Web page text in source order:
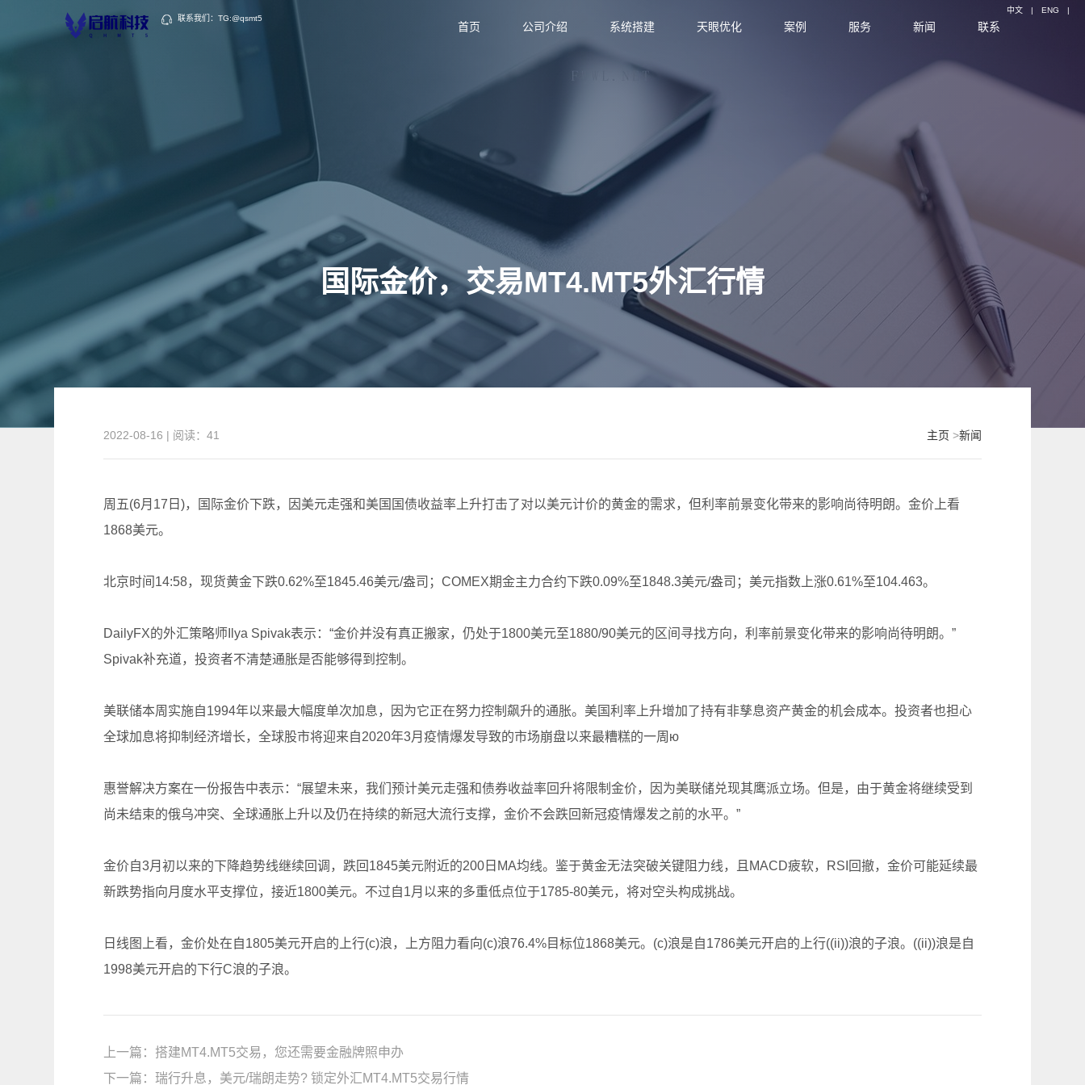
联系我们：TG:@qsmt5
首页 公司介绍 系统搭建 天眼优化 案例 服务 新闻 联系
中文 | ENG |
国际金价，交易MT4.MT5外汇行情
主页 >新闻
2022-08-16 | 阅读：41
周五(6月17日)，国际金价下跌，因美元走强和美国国债收益率上升打击了对以美元计价的黄金的需求，但利率前景变化带来的影响尚待明朗。金价上看
1868美元。
北京时间14:58，现货黄金下跌0.62%至1845.46美元/盎司；COMEX期金主力合约下跌0.09%至1848.3美元/盎司；美元指数上涨0.61%至104.463。
DailyFX的外汇策略师Ilya Spivak表示：“金价并没有真正搬家，仍处于1800美元至1880/90美元的区间寻找方向，利率前景变化带来的影响尚待明朗。”
Spivak补充道，投资者不清楚通胀是否能够得到控制。
美联储本周实施自1994年以来最大幅度单次加息，因为它正在努力控制飙升的通胀。美国利率上升增加了持有非孳息资产黄金的机会成本。投资者也担心
全球加息将抑制经济增长，全球股市将迎来自2020年3月疫情爆发导致的市场崩盘以来最糟糕的一周ю
惠誉解决方案在一份报告中表示：“展望未来，我们预计美元走强和债券收益率回升将限制金价，因为美联储兑现其鹰派立场。但是，由于黄金将继续受到
尚未结束的俄乌冲突、全球通胀上升以及仍在持续的新冠大流行支撑，金价不会跌回新冠疫情爆发之前的水平。”
金价自3月初以来的下降趋势线继续回调，跌回1845美元附近的200日MA均线。鉴于黄金无法突破关键阻力线，且MACD疲软，RSI回撤，金价可能延续最
新跌势指向月度水平支撑位，接近1800美元。不过自1月以来的多重低点位于1785-80美元，将对空头构成挑战。
日线图上看，金价处在自1805美元开启的上行(c)浪，上方阻力看向(c)浪76.4%目标位1868美元。(c)浪是自1786美元开启的上行((ii))浪的子浪。((ii))浪是自
1998美元开启的下行C浪的子浪。
上一篇： 搭建MT4.MT5交易，您还需要金融牌照申办
下一篇： 瑞行升息，美元/瑞朗走势? 锁定外汇MT4.MT5交易行情